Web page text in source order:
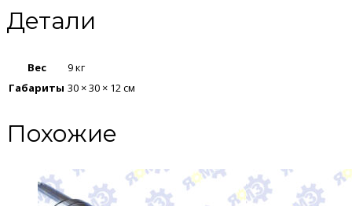
Детали
Вес
9 кг
Габариты 30 × 30 × 12 см
Похожие